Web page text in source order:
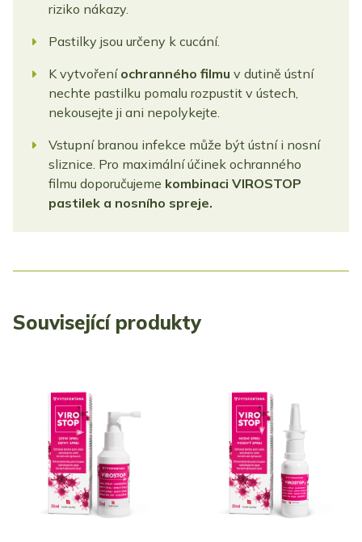
riziko nákazy.
Pastilky jsou určeny k cucání.
K vytvoření ochranného filmu v dutině ústní
nechte pastilku pomalu rozpustit v ústech,
nekousejte ji ani nepolykejte.
Vstupní branou infekce může být ústní i nosní
sliznice. Pro maximální účinek ochranného
filmu doporučujeme kombinaci VIROSTOP
pastilek a nosního spreje.
Související produkty